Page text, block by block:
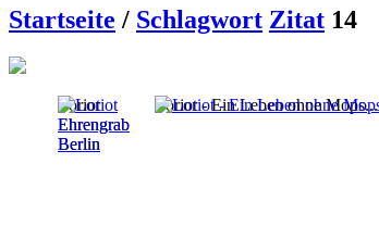
Startseite / Schlagwort Zitat 14
Loriot
Ehrengrab
Berlin
Loriot - Ein Leben ohne Mops...